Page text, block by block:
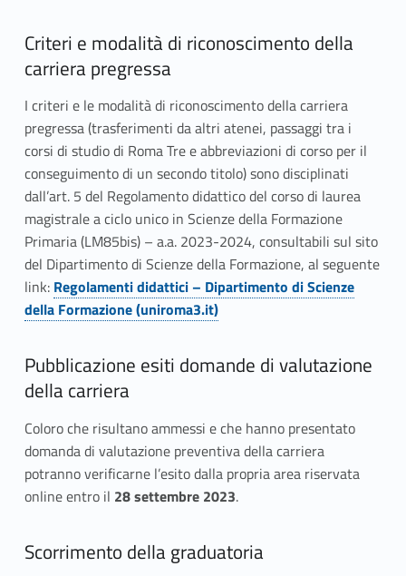
Criteri e modalità di riconoscimento della
carriera pregressa
I criteri e le modalità di riconoscimento della carriera
pregressa (trasferimenti da altri atenei, passaggi tra i
corsi di studio di Roma Tre e abbreviazioni di corso per il
conseguimento di un secondo titolo) sono disciplinati
dall’art. 5 del Regolamento didattico del corso di laurea
magistrale a ciclo unico in Scienze della Formazione
Primaria (LM85bis) – a.a. 2023-2024, consultabili sul sito
del Dipartimento di Scienze della Formazione, al seguente
link: Regolamenti didattici – Dipartimento di Scienze
della Formazione (uniroma3.it)
Pubblicazione esiti domande di valutazione
della carriera
Coloro che risultano ammessi e che hanno presentato
domanda di valutazione preventiva della carriera
potranno verificarne l’esito dalla propria area riservata
online entro il 28 settembre 2023.
Scorrimento della graduatoria